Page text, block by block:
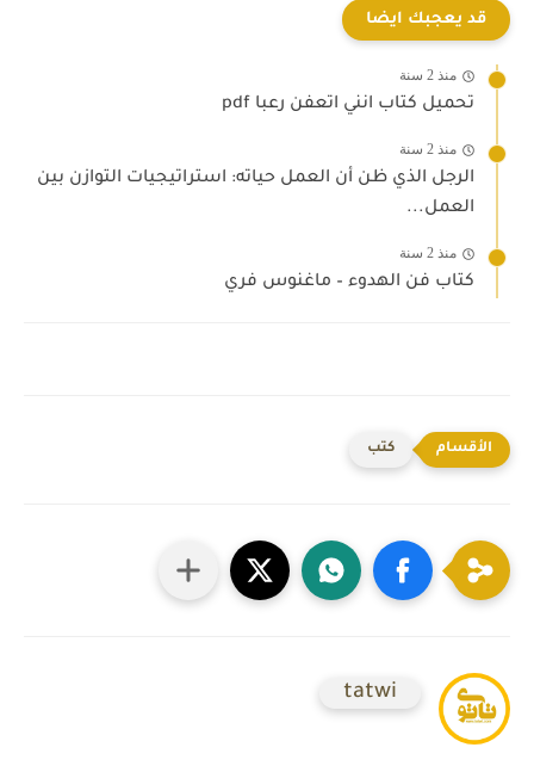
قد يعجبك ايضا
منذ 2 سنة
تحميل كتاب انني اتعفن رعبا pdf
منذ 2 سنة
الرجل الذي ظن أن العمل حياته: استراتيجيات التوازن بين
العمل...
منذ 2 سنة
كتاب فن الهدوء – ماغنوس فري
كتب
tatwi